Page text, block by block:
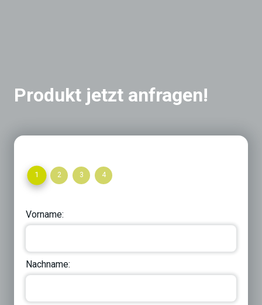
Produkt jetzt anfragen!
1 2 3 4
Vorname:
Nachname: